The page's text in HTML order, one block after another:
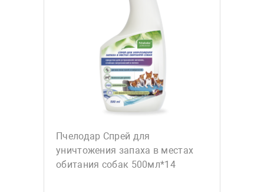
Пчелодар Спрей для
уничтожения запаха в местах
обитания собак 500мл*14